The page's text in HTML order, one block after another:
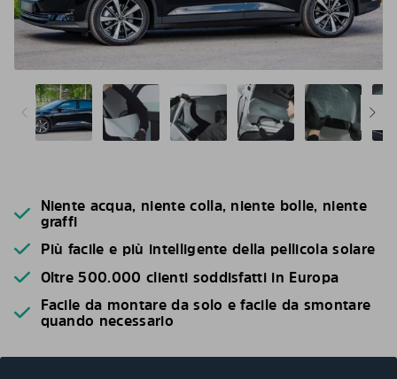
Niente acqua, niente colla, niente bolle, niente
graffi
Più facile e più intelligente della pellicola solare
Oltre 500.000 clienti soddisfatti in Europa
Facile da montare da solo e facile da smontare
quando necessario